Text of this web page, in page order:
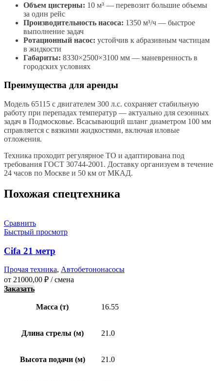
Объем цистерны: 10 м³ — перевозит большие объемы
за один рейс
Производительность насоса: 1350 м³/ч — быстрое
выполнение задач
Ротационный насос: устойчив к абразивным частицам
в жидкости
Габариты: 8330×2500×3100 мм — маневренность в
городских условиях
Преимущества для аренды
Модель 65115 с двигателем 300 л.с. сохраняет стабильную
работу при перепадах температур — актуально для сезонных
задач в Подмосковье. Всасывающий шланг диаметром 100 мм
справляется с вязкими жидкостями, включая иловые
отложения.
Техника проходит регулярное ТО и адаптирована под
требования ГОСТ 30744-2001. Доставку организуем в течение
24 часов по Москве и 50 км от МКАД.
Похожая спецтехника
Сравнить
Быстрый просмотр
Cifa 21 метр
Прочая техника, Автобетононасосы
от 21000,00 ₽ / смена
Заказать
Масса (т) 16.55
Длина стрелы (м) 21.0
Высота подачи (м) 21.0